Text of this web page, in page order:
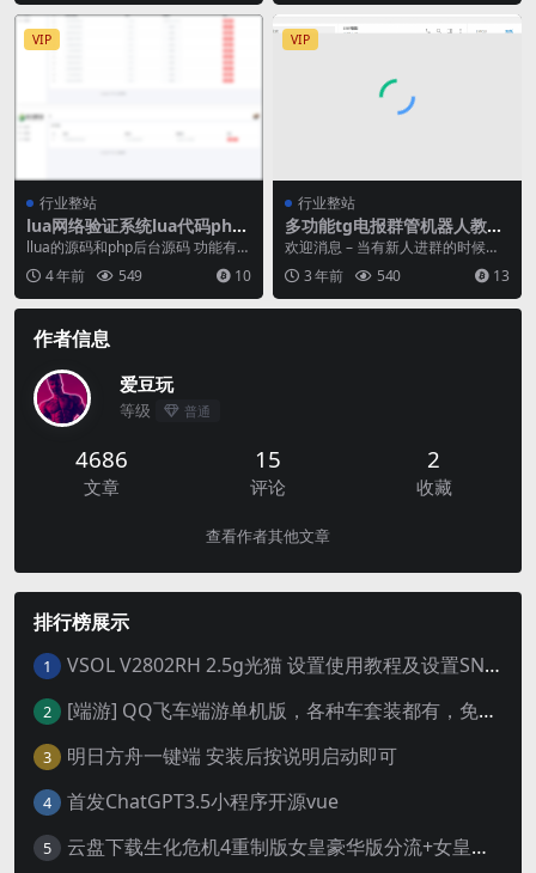
VIP
行业整站
lua网络验证系统lua代码php
后台源码
llua的源码和php后台源码 功能有
卡密系统 远程公告 远程更新 文件
系统 ...
4 年前 549 10
VIP
行业整站
多功能tg电报群管机器人教程
+开源代码
欢迎消息 – 当有新人进群的时候，
发送欢迎消息 – 欢迎消息支持30秒
自毁 – ...
3 年前 540 13
作者信息
爱豆玩
等级 普通
4686
文章
15
评论
2
收藏
查看作者其他文章
排行榜展示
1 VSOL V2802RH 2.5g光猫 设置使用教程及设置SN教程-附带稳定固件使用手册等
2 [端游] QQ飞车端游单机版，各种车套装都有，免虚拟机
3 明日方舟一键端 安装后按说明启动即可
4 首发ChatGPT3.5小程序开源vue
5 云盘下载生化危机4重制版女皇豪华版分流+女皇学习补丁+修改器 解压即玩【阿里云盘】